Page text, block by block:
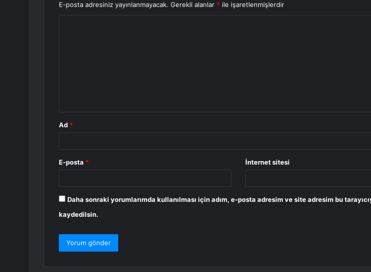
E-posta adresiniz yayınlanmayacak. Gerekli alanlar * ile işaretlenmişlerdir
Ad *
E-posta * İnternet sitesi
Daha sonraki yorumlarımda kullanılması için adım, e-posta adresim ve site adresim bu
kaydedilsin.